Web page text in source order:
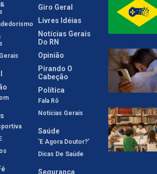
Giro Geral
Livres Idéias
Notícias Gerais
Do RN
Opinião
Pirando O
Cabeção
Política
Fala Rô
Notícias Gerais
Saúde
'E Agora Doutor?'
Dicas De Saúde
Segurança